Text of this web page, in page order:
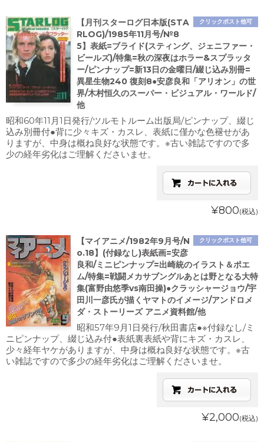
クリックポスト他可
【月刊スターログ日本版(STA
RLOG)/1985年11月号/№8
5】表紙=ブライド(スティング、ジェニファー・
ビールズ)/特集=秋の深夜はホラー&スプラッタ
ー/ピンナップ=新13日の金曜日/綴じ込み別冊=
異星生物240 復刻8●安彦良和「アリオン」の世
界/木村恒久のスーパー・ビジュアル・ワールド/
他
昭和60年11月1日発行/ツルモトルーム出版局/ピンナップ、綴じ
込み別冊付●背に少々キズ・カスレ、表紙に僅かな色褪せがあ
りますが、中身は概ね良好な状態です。※古い雑誌ですので多
少の経年劣化はご理解くださいませ。
¥800(税込)
クリックポスト他可
【マイアニメ/1982年9月号/N
o.18】(付録なし)表紙画=安彦
良和/ミニピンナップ=出崎統のイラスト＆ポエ
ム/特集=戦闘メカサブングルあとは野となる大特
集(富野由悠季vs南田操)●クラッシャージョウ/宇
田川一彦氏が描くヤマトのイメージ/アンドロメ
ダ・ストーリーズ アニメ資料館/他
昭和57年9月1日発行/秋田書店●※付録なし/ミ
ニピンナップ、綴じ込み付●表紙裏表紙や背にキズ・カスレ、
少々経年ヤケがありますが、中身は概ね良好な状態です。※古
い雑誌ですので多少の経年劣化はご理解くださいませ。
¥2,000(税込)